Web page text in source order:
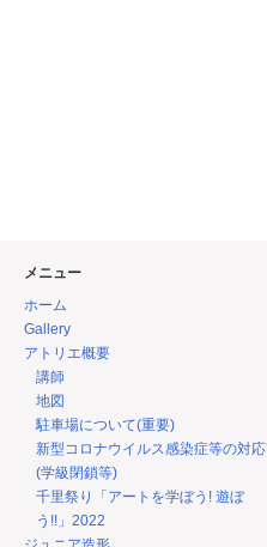
メニュー
ホーム
Gallery
アトリエ概要
講師
地図
駐車場について(重要)
新型コロナウイルス感染症等の対応
(学級閉鎖等)
千里祭り「アートを学ぼう! 遊ぼ
う!!」2022